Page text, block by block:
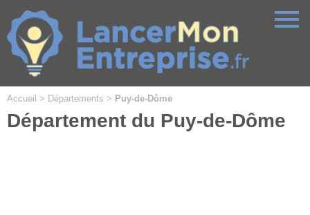
Accueil > Départements > Puy-de-Dôme
Département du Puy-de-Dôme